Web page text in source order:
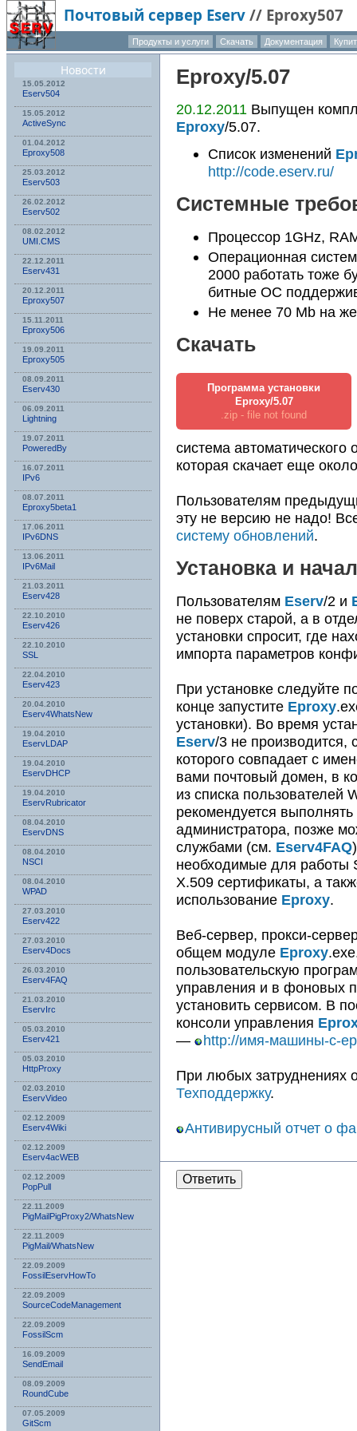
Почтовый сервер Eserv // Eproxy507
Продукты и услуги Скачать Документация
Новости
15.05.2012
Eserv504
15.05.2012
ActiveSync
01.04.2012
Eproxy508
25.03.2012
Eserv503
26.02.2012
Eserv502
08.02.2012
UMI.CMS
22.12.2011
Eserv431
20.12.2011
Eproxy507
15.11.2011
Eproxy506
19.09.2011
Eproxy505
08.09.2011
Eserv430
06.09.2011
Lightning
19.07.2011
PoweredBy
16.07.2011
IPv6
08.07.2011
Eproxy5beta1
17.06.2011
IPv6DNS
13.06.2011
IPv6Mail
21.03.2011
Eserv428
22.10.2010
Eserv426
22.10.2010
SSL
22.04.2010
Eserv423
20.04.2010
Eserv4WhatsNew
19.04.2010
EservLDAP
19.04.2010
EservDHCP
19.04.2010
EservRubricator
08.04.2010
EservDNS
08.04.2010
NSСI
08.04.2010
WPAD
27.03.2010
Eserv422
27.03.2010
Eserv4Docs
26.03.2010
Eserv4FAQ
21.03.2010
EservIrc
05.03.2010
Eserv421
05.03.2010
HttpProxy
02.03.2010
EservVideo
02.12.2009
Eserv4Wiki
02.12.2009
Eserv4acWEB
02.12.2009
PopPull
22.11.2009
PigMailPigProxy2/WhatsNew
22.11.2009
PigMail/WhatsNew
22.09.2009
FossilEservHowTo
22.09.2009
SourceCodeManagement
22.09.2009
FossilScm
16.09.2009
SendEmail
08.09.2009
RoundCube
07.05.2009
GitScm
Eproxy/5.07
20.12.2011 Выпущен
Eproxy/5.07.
Список изменений
http://code.eserv.ru/
Системные
Процессор 1GHz,
Операционная
2000 работать тоже
битные ОС
Не менее 70 Mb на
Скачать
Программа установки
Eproxy/5.07
.zip - file not found
система автоматического
которая скачает еще
Пользователям
эту не версию не надо!
систему обновлений.
Установка и
Пользователям Eserv/2 и
не поверх старой, а в
установки спросит, где
импорта параметров
При установке следуйте
конце запустите Eproxy
установки). Во время
Eserv/3 не производится,
которого совпадает с
вами почтовый домен, в
из списка пользователей
рекомендуется
администратора, позже
службами (см. Eserv4FAQ
необходимые для работы
X.509 сертификаты, а
использование Eproxy.
Веб-сервер, прокси-
общем модуле Eproxy
пользовательскую
управления и в фоновых
установить сервисом. В
консоли управления
—
http://имя-машины-с-
При любых затруднениях
Техподдержку.
Антивирусный отчет о
Ответить